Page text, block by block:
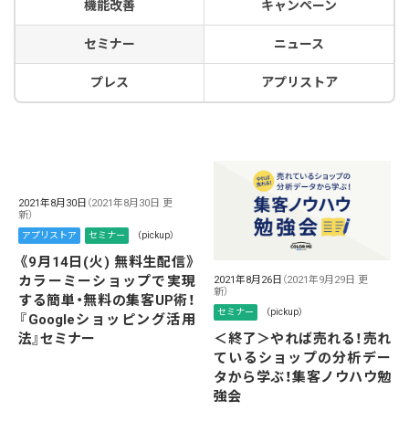
機能改善 キャンペーン
セミナー ニュース
プレス アプリストア
2021年8月30日 （2021年8月30日 更
新）
アプリストア セミナー （pickup）
《9月14日(火) 無料生配信》
カラーミーショップで実現
する簡単・無料の集客UP術！
『Googleショッピング活用
法』セミナー
2021年8月26日 （2021年9月29日 更
新）
セミナー （pickup）
＜終了＞やれば売れる！売れ
ているショップの分析デー
タから学ぶ！集客ノウハウ勉
強会